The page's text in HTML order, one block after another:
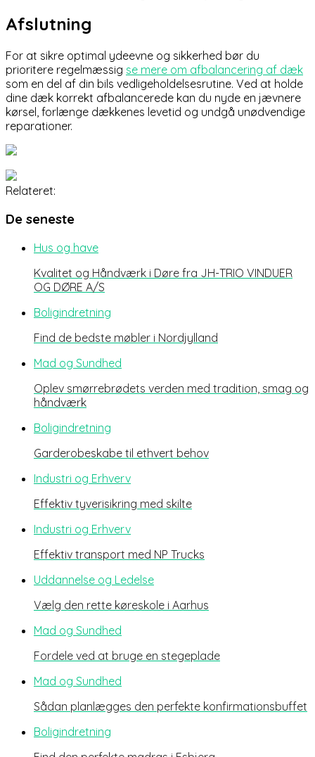
Afslutning
For at sikre optimal ydeevne og sikkerhed bør du
prioritere regelmæssig se mere om afbalancering af dæk
som en del af din bils vedligeholdelsesrutine. Ved at holde
dine dæk korrekt afbalancerede kan du nyde en jævnere
kørsel, forlænge dækkenes levetid og undgå unødvendige
reparationer.
Relateret:
De seneste
Hus og have
Kvalitet og Håndværk i Døre fra JH-TRIO VINDUER
OG DØRE A/S
Boligindretning
Find de bedste møbler i Nordjylland
Mad og Sundhed
Oplev smørrebrødets verden med tradition, smag og
håndværk
Boligindretning
Garderobeskabe til ethvert behov
Industri og Erhverv
Effektiv tyverisikring med skilte
Industri og Erhverv
Effektiv transport med NP Trucks
Uddannelse og Ledelse
Vælg den rette køreskole i Aarhus
Mad og Sundhed
Fordele ved at bruge en stegeplade
Mad og Sundhed
Sådan planlægges den perfekte konfirmationsbuffet
Boligindretning